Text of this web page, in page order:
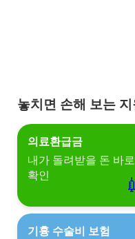
놓치면 손해 보는 지
의료환급금
내가 돌려받을 돈 바로
확인
💉
기흉 수술비 보험